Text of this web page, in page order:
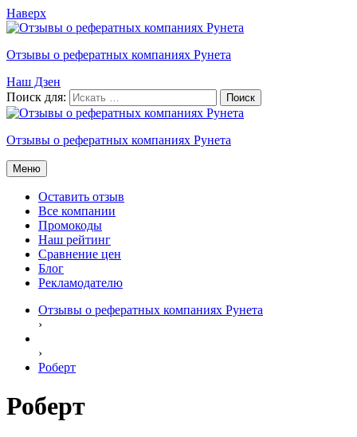
Наверх
Отзывы о рефератных компаниях Рунета
Наш Дзен
Поиск для:
Отзывы о рефератных компаниях Рунета
Меню
Оставить отзыв
Все компании
Промокоды
Наш рейтинг
Сравнение цен
Блог
Рекламодателю
Отзывы о рефератных компаниях Рунета
›
›
Роберт
Роберт